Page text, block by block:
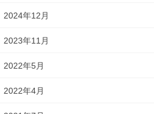
2024年12月
2023年11月
2022年5月
2022年4月